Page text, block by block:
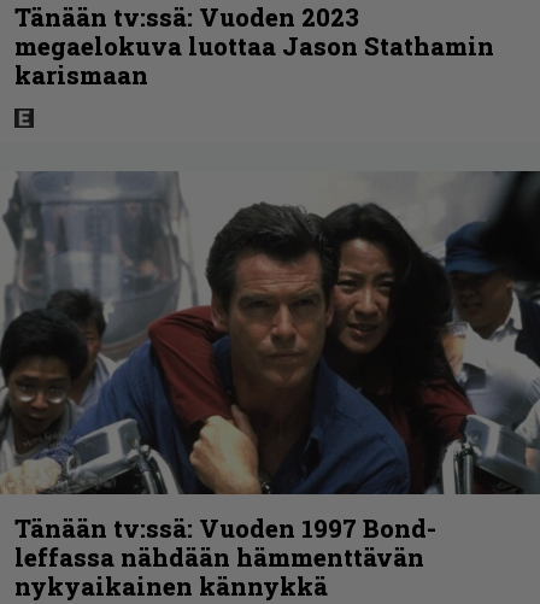
Tänään tv:ssä: Vuoden 2023
megaelokuva luottaa Jason Stathamin
karismaan
Tänään tv:ssä: Vuoden 1997 Bond-
leffassa nähdään hämmenttävän
nykyaikainen kännykkä